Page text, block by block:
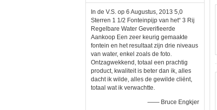
In de V.S. op 6 Augustus, 2013 5,0
Sterren 1 1/2 Fonteinpijp van het“ 3 Rij
Regelbare Water Geverifieerde
Aankoop Een zeer keurig gemaakte
fontein en het resultaat zijn drie niveaus
van water, enkel zoals de foto.
Ontzagwekkend, totaal een prachtig
product, kwaliteit is beter dan ik, alles
dacht ik wilde, alles de gewilde cliënt,
totaal wat ik verwachtte.
—— Bruce Engkjer